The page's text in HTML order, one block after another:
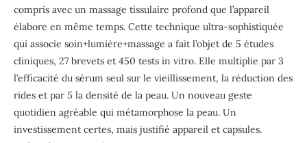
compris avec un massage tissulaire profond que l’appareil
élabore en même temps. Cette technique ultra-sophistiquée
qui associe soin+lumière+massage a fait l’objet de 5 études
cliniques, 27 brevets et 450 tests in vitro. Elle multiplie par 3
l’efficacité du sérum seul sur le vieillissement, la réduction des
rides et par 5 la densité de la peau. Un nouveau geste
quotidien agréable qui métamorphose la peau. Un
investissement certes, mais justifié appareil et capsules.